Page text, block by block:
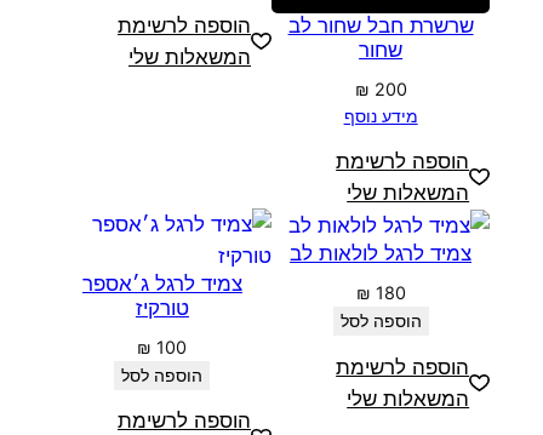
שרשרת חבל שחור לב
שחור
₪ 200
מידע נוסף
הוספה לרשימת
המשאלות שלי
הוספה לרשימת
המשאלות שלי
צמיד לרגל לולאות לב
₪ 180
הוספה לסל
הוספה לרשימת
המשאלות שלי
צמיד לרגל ג׳אספר
טורקיז
₪ 100
הוספה לסל
הוספה לרשימת